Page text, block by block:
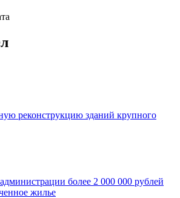
реконструкцию зданий крупного
более 2 000 000 рублей
жилье